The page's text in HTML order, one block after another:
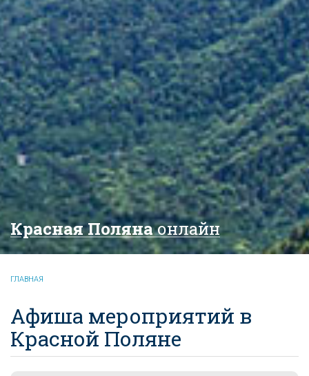
Красная Полянаонлайн
ГЛАВНАЯ
Афиша мероприятий в
Красной Поляне